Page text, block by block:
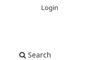
Search
Login